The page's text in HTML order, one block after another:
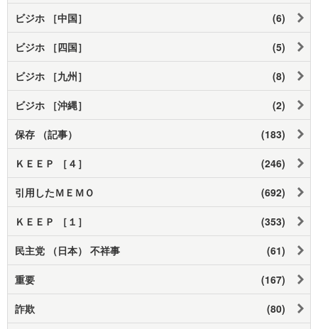
ビジホ ［中国］ (6)
ビジホ ［四国］ (5)
ビジホ ［九州］ (8)
ビジホ ［沖縄］ (2)
保存 （記事） (183)
ＫＥＥＰ ［４］ (246)
引用したＭＥＭＯ (692)
ＫＥＥＰ ［１］ (353)
民主党 （日本） 不祥事 (61)
重要 (167)
詐欺 (80)